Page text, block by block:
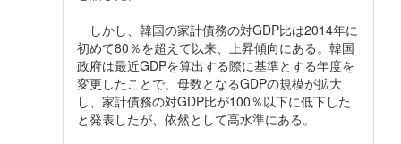
しかし、韓国の家計債務の対GDP比は2014年に
初めて80％を超えて以来、上昇傾向にある。韓国
政府は最近GDPを算出する際に基準とする年度を
変更したことで、母数となるGDPの規模が拡大
し、家計債務の対GDP比が100％以下に低下した
と発表したが、依然として高水準にある。